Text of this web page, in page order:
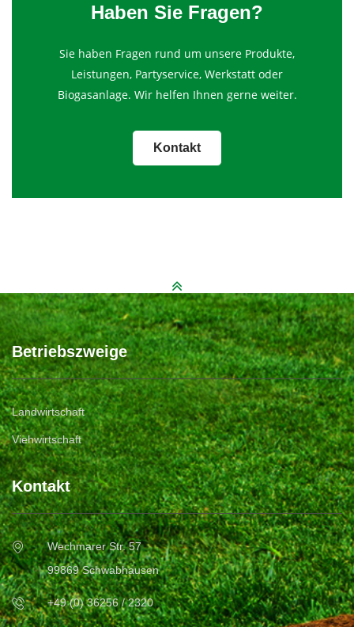
Haben Sie Fragen?
Sie haben Fragen rund um unsere Produkte,
Leistungen, Partyservice, Werkstatt oder
Biogasanlage. Wir helfen Ihnen gerne weiter.
Kontakt
Betriebszweige
Landwirtschaft
Viehwirtschaft
Kontakt
Wechmarer Str. 57
99869 Schwabhausen
+49 (0) 36256 / 2320